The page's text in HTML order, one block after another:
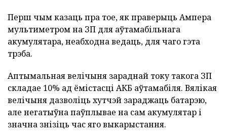
Перш чым казаць пра тое, як праверыць Ампера
мультиметром на ЗП для аўтамабільнага
акумулятара, неабходна ведаць, для чаго гэта
трэба.
Аптымальная велічыня зараднай току такога ЗП
складае 10% ад ёмістасці АКБ аўтамабіля. Вялікая
велічыня дазволіць хутчэй зараджаць батарэю,
але негатыўна паўплывае на сам акумулятар і
значна знізіць час яго выкарыстання.